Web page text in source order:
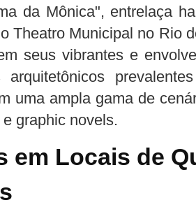
da Mônica", entrelaça
Theatro Municipal no Rio
seus vibrantes e
arquitetônicos
uma ampla gama de
graphic novels.
em Locais de